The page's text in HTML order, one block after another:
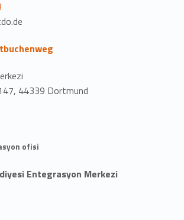
44339 Dortmund
ofisi
Entegrasyon Merkezi